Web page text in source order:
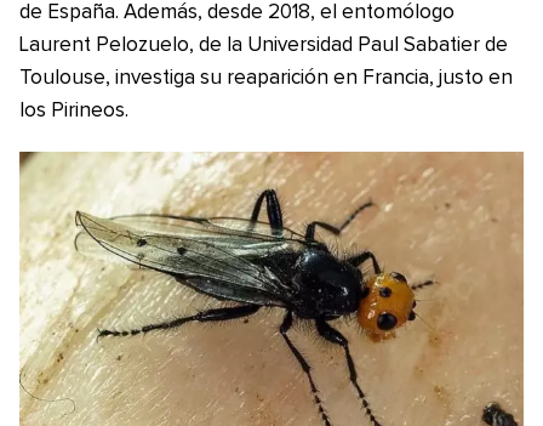
de España. Además, desde 2018, el entomólogo
Laurent Pelozuelo, de la Universidad Paul Sabatier de
Toulouse, investiga su reaparición en Francia, justo en
los Pirineos.